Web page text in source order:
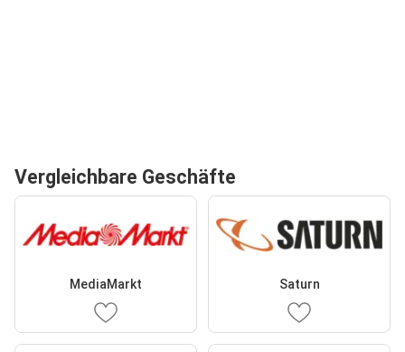
Vergleichbare Geschäfte
MediaMarkt Saturn